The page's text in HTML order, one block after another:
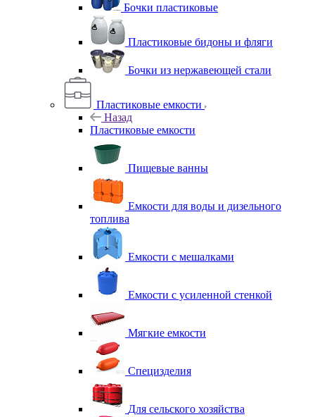
Бочки пластиковые
Пластиковые бидоны и фляги
Бочки из нержавеющей стали
Пластиковые емкости
Назад
Пластиковые емкости
Пищевые ванны
Емкости для воды и дизельного
топлива
Емкости с мешалками
Емкости с усиленной стенкой
Мягкие емкости
Специзделия
Для сельского хозяйства